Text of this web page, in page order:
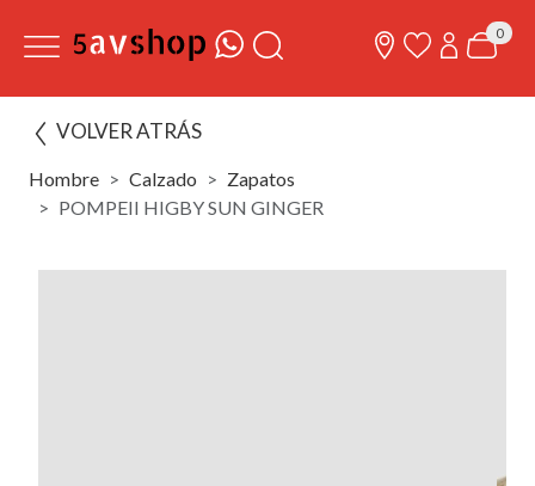
0
VOLVER ATRÁS
Hombre Calzado
Zapatos
POMPEII HIGBY SUN GINGER